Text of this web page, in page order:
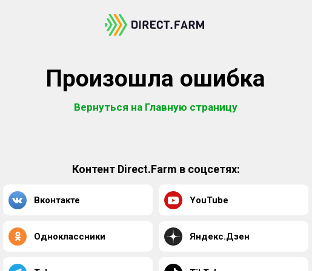
Произошла ошибка
Вернуться на Главную страницу
Контент Direct.Farm в соцсетях:
Вконтакте YouTube
Одноклассники Яндекс.Дзен